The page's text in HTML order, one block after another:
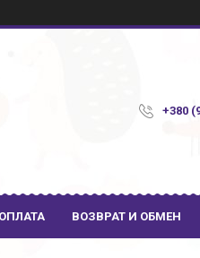
+380
ВОЗВРАТ И ОБМЕН